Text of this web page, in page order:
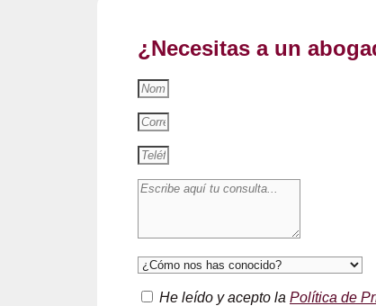
¿Necesitas a un
He leído y acepto la Política de